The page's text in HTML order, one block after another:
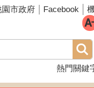
園市政府 Facebook
熱門關鍵